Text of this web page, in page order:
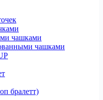
чашками
чашками
бралетт)